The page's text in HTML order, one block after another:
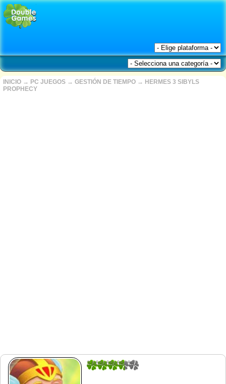
INICIO → PC JUEGOS → GESTIÓN DE TIEMPO → HERMES 3 SIBYLS
PROPHECY
3.6666666666667